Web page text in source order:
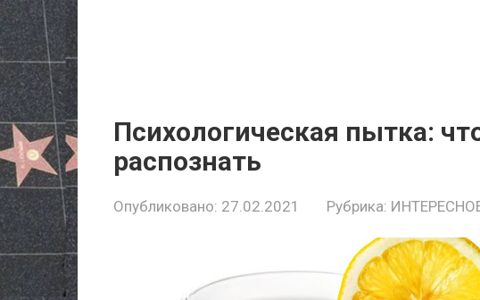
Психологическая пытка:
распознать
Опубликовано: 27.02.2021 Рубрика: